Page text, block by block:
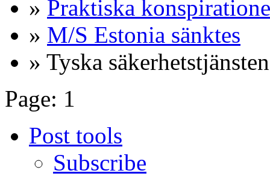
» Praktiska
» M/S Estonia sänktes
» Tyska
Page: 1
Post tools
Subscribe